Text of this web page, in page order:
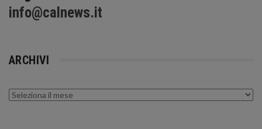
info@calnews.it
ARCHIVI
Archivi